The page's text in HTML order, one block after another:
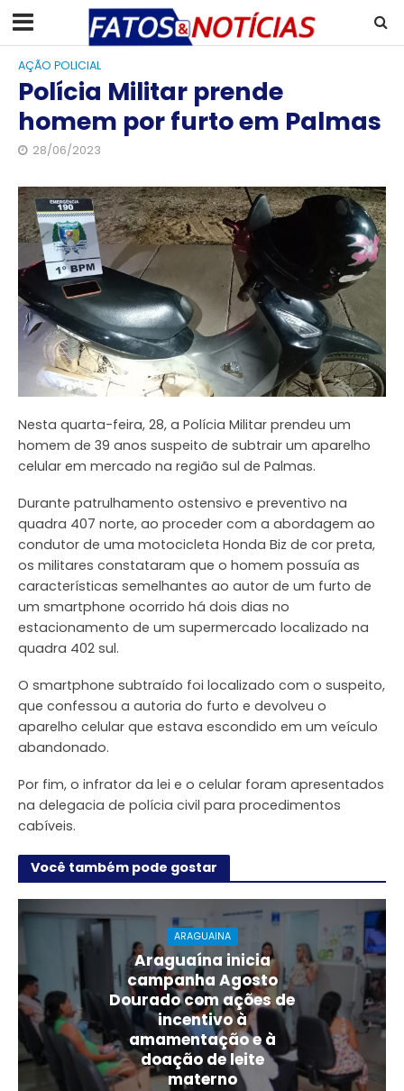
AÇÃO POLICIAL
Polícia Militar prende
homem por furto em Palmas
28/06/2023
Nesta quarta-feira, 28, a Polícia Militar prendeu um
homem de 39 anos suspeito de subtrair um aparelho
celular em mercado na região sul de Palmas.
Durante patrulhamento ostensivo e preventivo na
quadra 407 norte, ao proceder com a abordagem ao
condutor de uma motocicleta Honda Biz de cor preta,
os militares constataram que o homem possuía as
características semelhantes ao autor de um furto de
um smartphone ocorrido há dois dias no
estacionamento de um supermercado localizado na
quadra 402 sul.
O smartphone subtraído foi localizado com o suspeito,
que confessou a autoria do furto e devolveu o
aparelho celular que estava escondido em um veículo
abandonado.
Por fim, o infrator da lei e o celular foram apresentados
na delegacia de polícia civil para procedimentos
cabíveis.
Você também pode gostar
ARAGUAINA
Araguaína inicia
campanha Agosto
Dourado com ações de
incentivo à
amamentação e à
doação de leite
materno